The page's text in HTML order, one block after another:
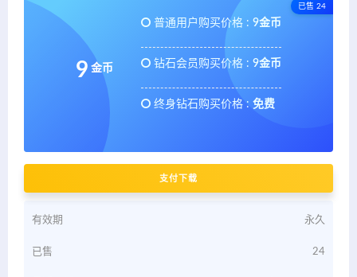
已售 24
9 金币
普通用户购买价格 : 9金币
钻石会员购买价格 : 9金币
终身钻石购买价格 : 免费
支付下载
有效期 永久
已售 24